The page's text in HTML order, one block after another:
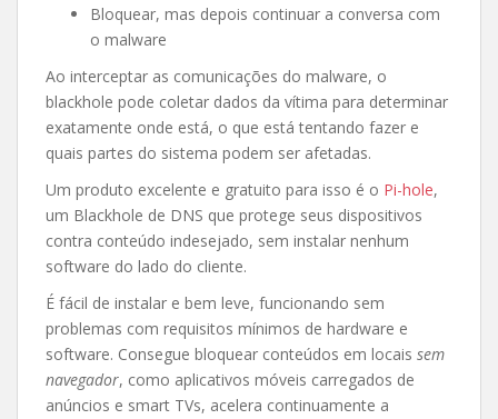
Bloquear, mas depois continuar a conversa com
o malware
Ao interceptar as comunicações do malware, o
blackhole pode coletar dados da vítima para determinar
exatamente onde está, o que está tentando fazer e
quais partes do sistema podem ser afetadas.
Um produto excelente e gratuito para isso é o Pi-hole,
um Blackhole de DNS que protege seus dispositivos
contra conteúdo indesejado, sem instalar nenhum
software do lado do cliente.
É fácil de instalar e bem leve, funcionando sem
problemas com requisitos mínimos de hardware e
software. Consegue bloquear conteúdos em locais sem
navegador, como aplicativos móveis carregados de
anúncios e smart TVs, acelera continuamente a